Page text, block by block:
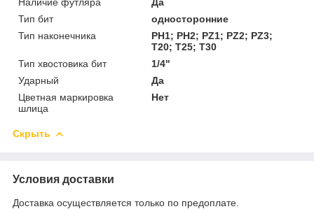
Тип бит
односторонние
Тип наконечника
PH1; PH2; PZ1; PZ2; PZ3;
T20; T25; T30
Тип хвостовика бит
1/4"
Ударный
Да
Цветная маркировка
шлица
Нет
Скрыть
Условия доставки
Доставка осуществляется только по предоплате.